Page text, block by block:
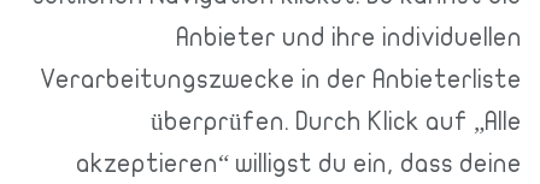
Anbieter und ihre individuellen
Verarbeitungszwecke in der Anbieterliste
überprüfen. Durch Klick auf „Alle
akzeptieren“ willigst du ein, dass deine